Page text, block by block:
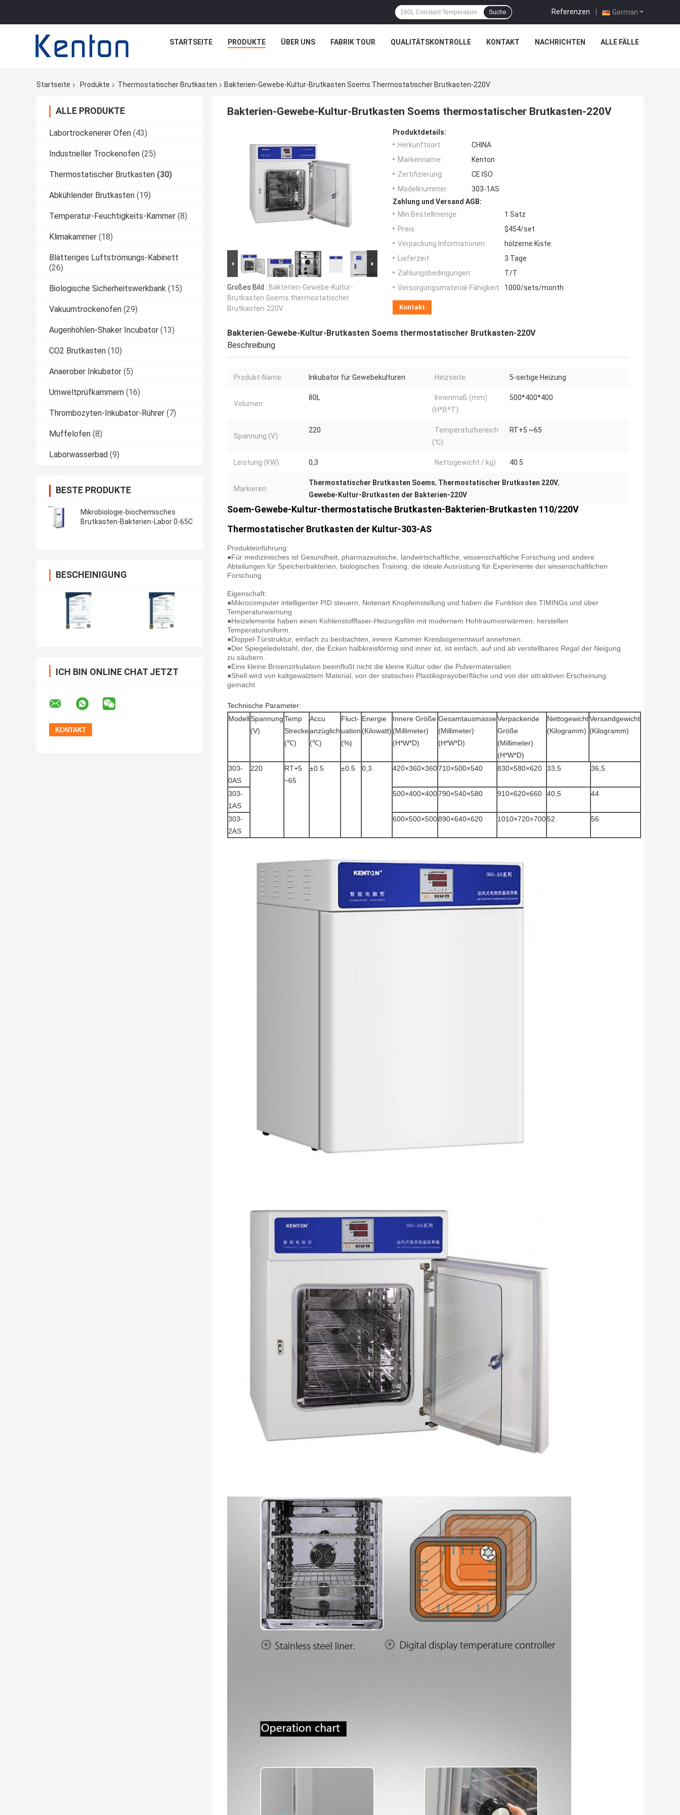
German
Referenzen |
Suche
STARTSEITE PRODUKTE ÜBER UNS FABRIK TOUR QUALITÄTSKONTROLLE KONTAKT NACHRICHTEN ALLE FÄLLE
Startseite Produkte Thermostatischer Brutkasten Bakterien-Gewebe-Kultur-Brutkasten Soems Thermostatischer Brutkasten-220V
ALLE PRODUKTE
Labortrockenerer Ofen (43)
Industrieller Trockenofen (25)
Thermostatischer Brutkasten (30)
Abkühlender Brutkasten (19)
Temperatur-Feuchtigkeits-Kammer (8)
Klimakammer (18)
Blätteriges Luftströmungs-Kabinett
(26)
Biologische Sicherheitswerkbank (15)
Vakuumtrockenofen (29)
Augenhöhlen-Shaker Incubator (13)
CO2 Brutkasten (10)
Anaerober Inkubator (5)
Umweltprüfkammern (16)
Thrombozyten-Inkubator-Rührer (7)
Muffelofen (8)
Laborwasserbad (9)
BESTE PRODUKTE
Mikrobiologie-biochemisches
Brutkasten-Bakterien-Labor 0-65C
BESCHEINIGUNG
ICH BIN ONLINE CHAT JETZT
Bakterien-Gewebe-Kultur-Brutkasten Soems thermostatischer Brutkasten-220V
Großes Bild : Bakterien-Gewebe-Kultur-
Brutkasten Soems thermostatischer
Brutkasten-220V
Produktdetails:
Herkunftsort:
CHINA
Markenname:
Kenton
Zertifizierung:
CE ISO
Modellnummer:
303-1AS
Zahlung und Versand AGB:
Min Bestellmenge:
1 Satz
Preis:
$454/set
Verpackung Informationen:
hölzerne Kiste
Lieferzeit:
3 Tage
Zahlungsbedingungen:
T/T
Versorgungsmaterial-Fähigkeit:
1000/sets/month
Kontakt
Bakterien-Gewebe-Kultur-Brutkasten Soems thermostatischer Brutkasten-220V
Beschreibung
Produkt-Name: Inkubator für Gewebekulturen Heizseite: 5-seitige Heizung
Volumen:
80L
Innenmaß (mm)
(H*B*T):
500*400*400
Spannung (V):
220
Temperaturbereich
(℃):
RT+5 ~65
Leistung (KW): 0,3 Nettogewicht / kg): 40.5
Markieren:
Thermostatischer Brutkasten Soems, Thermostatischer Brutkasten 220V,
Gewebe-Kultur-Brutkasten der Bakterien-220V
Soem-Gewebe-Kultur-thermostatische Brutkasten-Bakterien-Brutkasten 110/220V
Thermostatischer Brutkasten der Kultur-303-AS
Produkteinführung:
●Für medizinisches ist Gesundheit, pharmazeutische, landwirtschaftliche, wissenschaftliche Forschung und andere
Abteilungen für Speicherbakterien, biologisches Training, die ideale Ausrüstung für Experimente der wissenschaftlichen
Forschung
Eigenschaft:
●Mikrocomputer intelligenter PID steuern, Notenart Knopfeinstellung und haben die Funktion des TIMINGs und über
Temperaturwarnung
●Heizelemente haben einen Kohlenstofffaser-Heizungsfilm mit modernem Hohlraumvorwärmen, herstellen
Temperaturuniform.
●Doppel-Türstruktur, einfach zu beobachten, innere Kammer Kreisbogenentwurf annehmen.
●Der Spiegeledelstahl, der, die Ecken halbkreisförmig sind inner ist, ist einfach, auf und ab verstellbares Regal der Neigung
zu säubern.
●Eine kleine Brisenzirkulation beeinflußt nicht die kleine Kultur oder die Pulvermaterialien.
●Shell wird von kaltgewalztem Material, von der statischen Plastiksprayoberfläche und von der attraktiven Erscheinung
gemacht.
Technische Parameter:
ModellSpannung
(V)
Temp
Strecke
(℃)
Accu
anzüglich
(℃)
Fluct-
uation
(%)
Energie
(Kilowatt)
Innere Größe
(Millimeter)
(H*W*D)
Gesamtausmasse
(Millimeter)
(H*W*D)
Verpackende
Größe
(Millimeter)
(H*W*D)
Nettogewicht
(Kilogramm)
Versandgewicht
(Kilogramm)
303-
0AS
220
RT+5
~65
±0.5 ±0.5 0,3 420×360×360710×500×540 830×580×620 33,5 36,5
303-
1AS
500×400×400790×540×580 910×620×660 40,5 44
303-
2AS
600×500×500890×640×620 1010×720×70052 56